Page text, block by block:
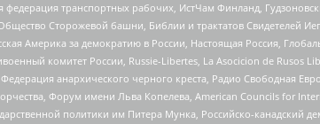
транспортных рабочих, ИстЧам Финланд,
Сторожевой башни, Библии и трактатов Свидетелей
Америка за демократию в России, Настоящая Россия,
комитет России, Russie-Libertes, La Asocicion de Rusos
анархического черного креста, Радио Свободная
Форум имени Льва Копелева, American Councils for
политики им Питера Мунка, Российско-канадский